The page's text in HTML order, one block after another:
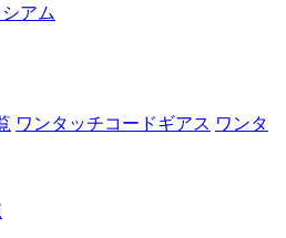
アム
ワンタッチコードギアス ワンタ